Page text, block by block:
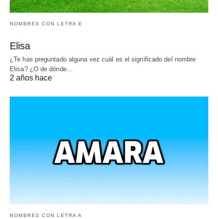
NOMBRES CON LETRA E
Elisa
¿Te has preguntado alguna vez cuál es el significado del nombre
Elisa? ¿O de dónde…
2 años hace
NOMBRES CON LETRA A